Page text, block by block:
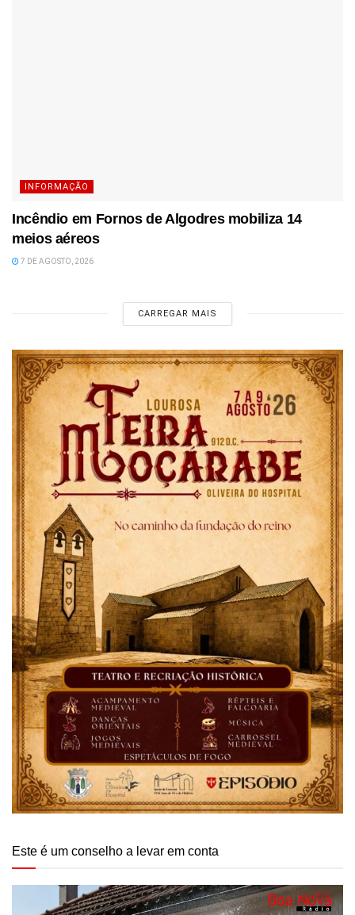
INFORMAÇÃO
Incêndio em Fornos de Algodres mobiliza 14
meios aéreos
7 DE AGOSTO, 2026
CARREGAR MAIS
Este é um conselho a levar em conta